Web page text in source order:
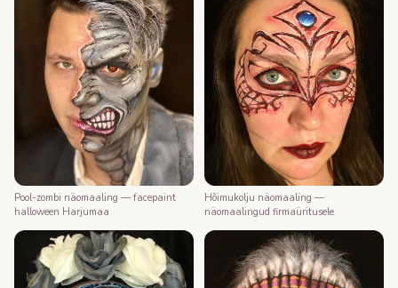
Pool-zombi näomaaling — facepaint
halloween Harjumaa
Hõimukolju näomaaling —
näomaalingud firmaüritusele